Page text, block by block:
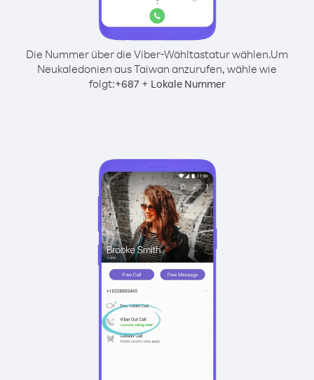
Die Nummer über die Viber-Wähltastatur wählen.Um
Neukaledonien aus Taiwan anzurufen, wähle wie
folgt:+687+ Lokale Nummer